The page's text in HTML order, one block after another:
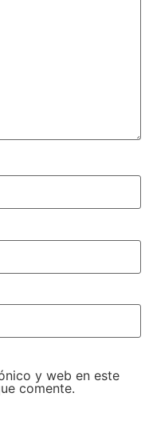
y web en este
comente.